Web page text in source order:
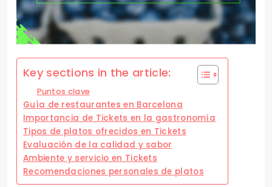
Key sections in the article:
Puntos clave
Guía de restaurantes en Barcelona
Importancia de Tickets en la gastronomía
Tipos de platos ofrecidos en Tickets
Evaluación de la calidad y sabor
Ambiente y servicio en Tickets
Recomendaciones personales de platos